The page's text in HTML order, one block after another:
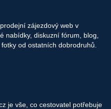
zájezdový web v
nabídky, diskuzní fórum, blog,
od ostatních dobrodruhů.
je vše, co cestovatel potřebuje